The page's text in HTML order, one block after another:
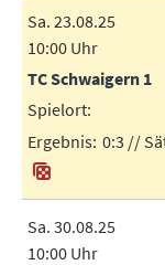
Sa. 23.08.25
10:00 Uhr
TC Schwaigern 1
0:3 //
Sa. 30.08.25
10:00 Uhr